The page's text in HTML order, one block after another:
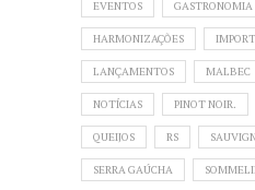
EVENTOS GASTRONOMIA
HARMONIZAÇÕES
LANÇAMENTOS MALBEC
NOTÍCIAS PINOT NOIR.
QUEIJOS RS
SERRA GAÚCHA